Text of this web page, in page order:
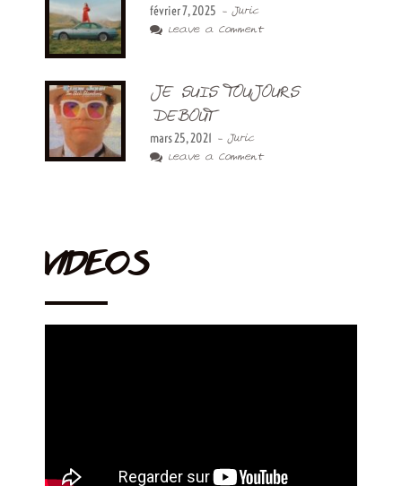
février 7, 2025 - Juric
Leave a Comment
JE SUIS TOUJOURS
DEBOUT
mars 25, 2021 - Juric
Leave a Comment
VIDEOS